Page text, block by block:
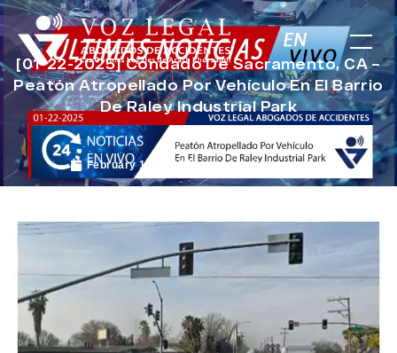
[01-22-2025] Condado De Sacramento, CA –
Peatón Atropellado Por Vehículo En El Barrio
De Raley Industrial Park
February 10, 2025 Noticias de Accidentes